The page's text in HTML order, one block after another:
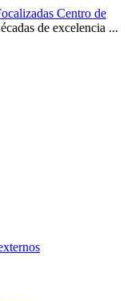
Centro de
de excelencia ...